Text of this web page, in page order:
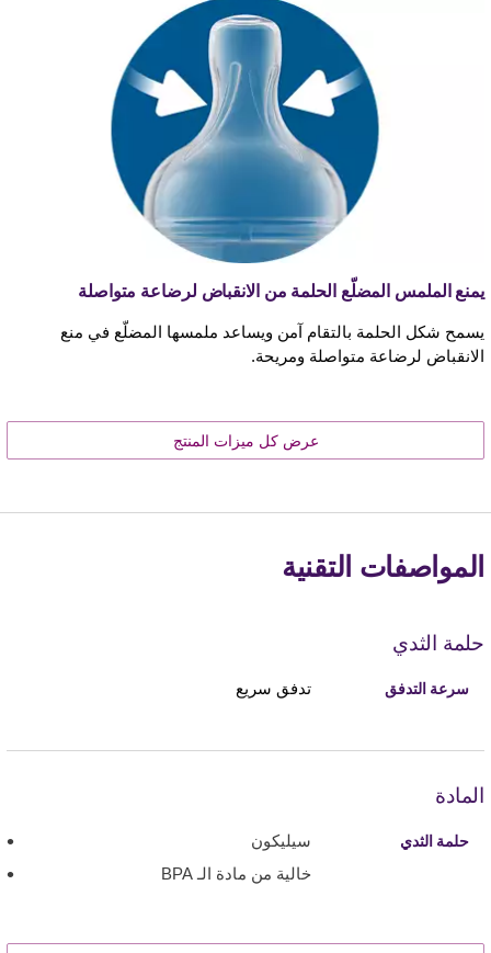
يمنع الملمس المضلّع الحلمة من الانقباض لرضاعة متواصلة
يسمح شكل الحلمة بالتقام آمن ويساعد ملمسها المضلّع في منع
الانقباض لرضاعة متواصلة ومريحة.
عرض كل ميزات المنتج
المواصفات التقنية
حلمة الثدي
سرعة التدفق تدفق سريع
المادة
حلمة الثدي
سيليكون
خالية من مادة الـ BPA